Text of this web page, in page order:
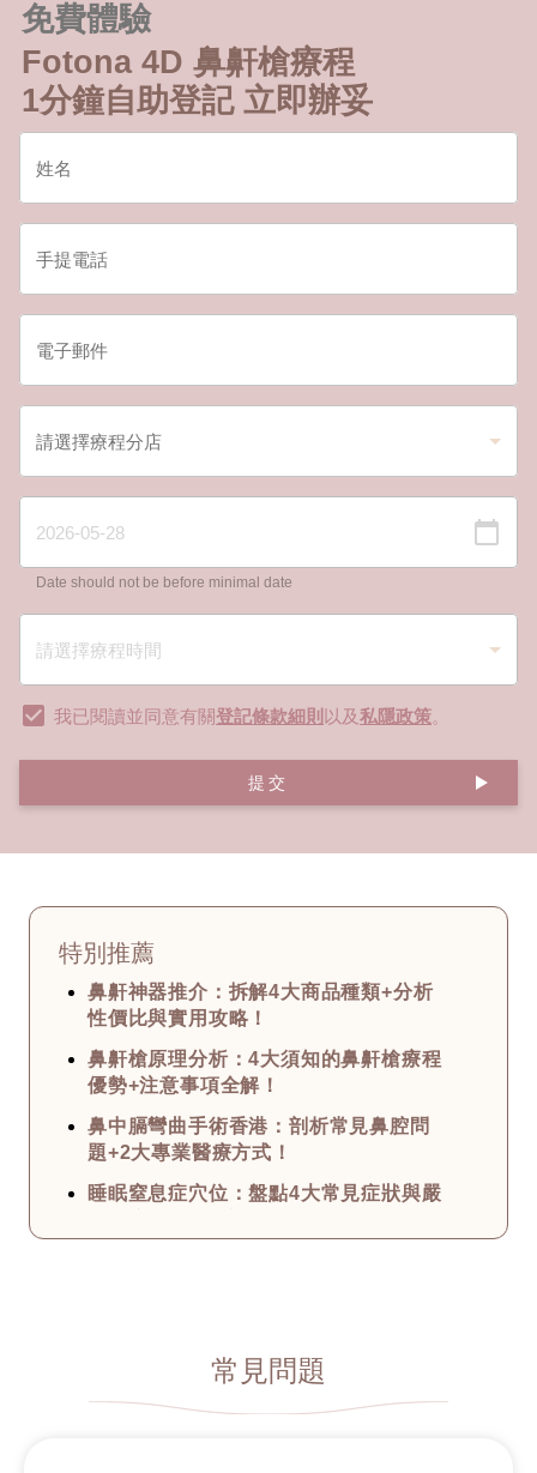
免費體驗
Fotona 4D 鼻鼾槍療程
1分鐘自助登記 立即辦妥
Date should not be before minimal date
我已閱讀並同意有關登記條款細則 以及私隱政策。
提交
特別推薦
鼻鼾神器推介：拆解4大商品種類+分析
性價比與實用攻略！
鼻鼾槍原理分析：4大須知的鼻鼾槍療程
優勢+注意事項全解！
鼻中膈彎曲手術香港：剖析常見鼻腔問
題+2大專業醫療方式！
睡眠窒息症穴位：盤點4大常見症狀與嚴
療方法+最全打鼻鼾原因！
法分享 從醫療角度詳解！
常見問題